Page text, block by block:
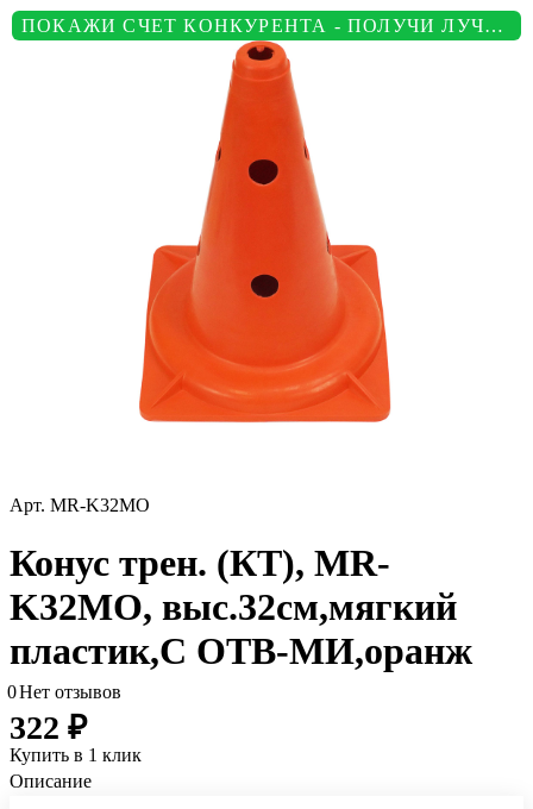
ПОКАЖИ СЧЕТ КОНКУРЕНТА - ПОЛУЧИ ЛУЧШУЮ ЦЕНУ
Арт. MR-K32MO
Конус трен. (КТ), MR-
K32MO, выс.32см,мягкий
пластик,С ОТВ-МИ,оранж
0Нет отзывов
322 ₽
Купить в 1 клик
Описание